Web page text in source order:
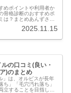
めポイントや利用者か
骨格診断のおすすめポ
は？まとめあんずさん
2025.11.15
の口コミ(良い・
)のまとめ
」は、オルビスが長年
ち」「毛穴汚れ落ち」
立することを目指した